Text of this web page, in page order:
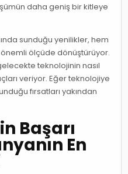
daha geniş bir kitleye
sunduğu yenilikler, hem
ölçüde dönüştürüyor.
teknolojinin nasıl
veriyor. Eğer teknolojiye
fırsatları yakından
Başarı
En